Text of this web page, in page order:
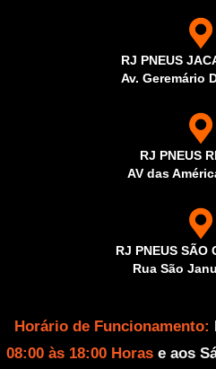
RJ PNEUS
Av. Geremário
RJ PNEUS
AV das
RJ PNEUS SÃO
Rua São
Horário de Funcionamento:
08:00 às 18:00 Horas e aos